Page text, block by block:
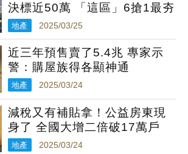
決標近50萬 「這區」6搶1最夯
地產 2025/03/25
近三年預售賣了5.4兆 專家示
警：購屋族得各顯神通
地產 2025/03/24
減稅又有補貼拿！公益房東現
身了 全國大增二倍破17萬戶
地產 2025/03/24